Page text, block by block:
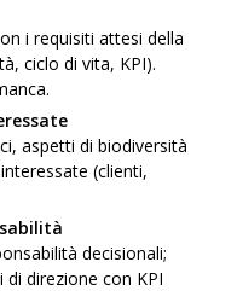
i requisiti attesi della
ciclo di vita, KPI).
aspetti di biodiversità
(clienti,
decisionali;
direzione con KPI